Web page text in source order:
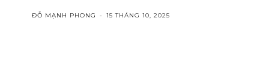
ĐỖ MẠNH PHONG - 15 THÁNG 10, 2025